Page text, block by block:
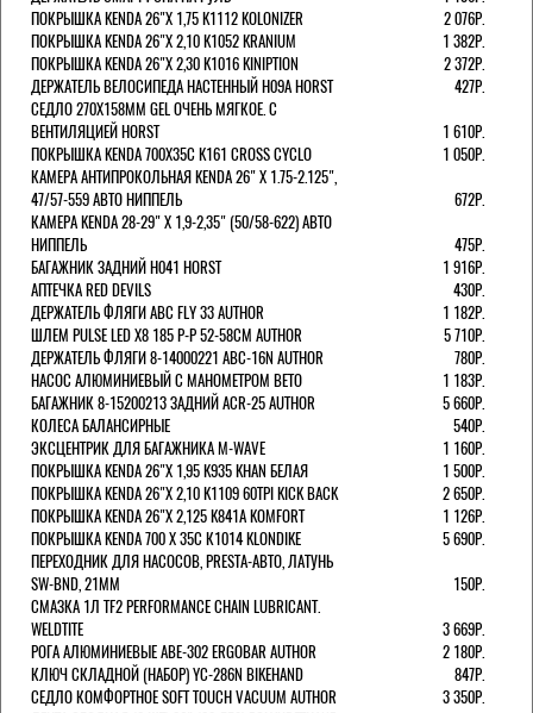
ПОКРЫШКА KENDA 26"Х 1,75 K1112 KOLONIZER
2 076Р.
ПОКРЫШКА KENDA 26"Х 2,10 K1052 KRANIUM
1 382Р.
ПОКРЫШКА KENDA 26"Х 2,30 K1016 KINIPTION
2 372Р.
ДЕРЖАТЕЛЬ ВЕЛОСИПЕДА НАСТЕННЫЙ H09A HORST
427Р.
СЕДЛО 270Х158ММ GEL ОЧЕНЬ МЯГКОЕ. С
ВЕНТИЛЯЦИЕЙ HORST
1 610Р.
ПОКРЫШКА KENDA 700Х35С K161 CROSS CYCLO
1 050Р.
КАМЕРА АНТИПРОКОЛЬНАЯ KENDA 26" Х 1.75-2.125",
47/57-559 АВТО НИППЕЛЬ
672Р.
КАМЕРА KENDA 28-29" Х 1,9-2,35" (50/58-622) АВТО
НИППЕЛЬ
475Р.
БАГАЖНИК ЗАДНИЙ H041 HORST
1 916Р.
АПТЕЧКА RED DEVILS
430Р.
ДЕРЖАТЕЛЬ ФЛЯГИ АВС FLY 33 AUTHOR
1 182Р.
ШЛЕМ PULSE LED X8 185 Р-Р 52-58СМ AUTHOR
5 710Р.
ДЕРЖАТЕЛЬ ФЛЯГИ 8-14000221 ABC-16N AUTHOR
780Р.
НАСОС АЛЮМИНИЕВЫЙ С МАНОМЕТРОМ BETO
1 183Р.
БАГАЖНИК 8-15200213 ЗАДНИЙ ACR-25 AUTHOR
5 660Р.
КОЛЕСА БАЛАНСИРНЫЕ
540Р.
ЭКСЦЕНТРИК ДЛЯ БАГАЖНИКА M-WAVE
1 160Р.
ПОКРЫШКА KENDA 26"Х 1,95 K935 KHAN БЕЛАЯ
1 500Р.
ПОКРЫШКА KENDA 26"Х 2,10 K1109 60TPI KICK BACK
2 650Р.
ПОКРЫШКА KENDA 26"Х 2,125 K841A KOMFORT
1 126Р.
ПОКРЫШКА KENDA 700 Х 35С К1014 KLONDIKE
5 690Р.
ПЕРЕХОДНИК ДЛЯ НАСОСОВ, PRESTA-АВТО, ЛАТУНЬ
SW-BND, 21ММ
150Р.
СМАЗКА 1Л TF2 PERFORMANCE CHAIN LUBRICANT.
WELDTITE
3 669Р.
РОГА АЛЮМИНИЕВЫЕ ABE-302 ERGOBAR AUTHOR
2 180Р.
КЛЮЧ СКЛАДНОЙ (НАБОР) YC-286N BIKEHAND
847Р.
СЕДЛО КОМФОРТНОЕ SOFT TOUCH VACUUM AUTHOR
3 350Р.